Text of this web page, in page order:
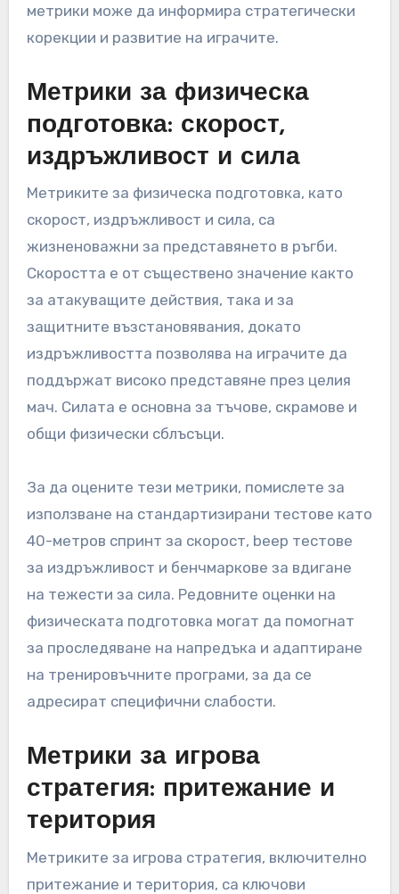
метрики може да информира стратегически
корекции и развитие на играчите.
Метрики за физическа
подготовка: скорост,
издръжливост и сила
Метриките за физическа подготовка, като
скорост, издръжливост и сила, са
жизненоважни за представянето в ръгби.
Скоростта е от съществено значение както
за атакуващите действия, така и за
защитните възстановявания, докато
издръжливостта позволява на играчите да
поддържат високо представяне през целия
мач. Силата е основна за тъчове, скрамове и
общи физически сблъсъци.
За да оцените тези метрики, помислете за
използване на стандартизирани тестове като
40-метров спринт за скорост, beep тестове
за издръжливост и бенчмаркове за вдигане
на тежести за сила. Редовните оценки на
физическата подготовка могат да помогнат
за проследяване на напредъка и адаптиране
на тренировъчните програми, за да се
адресират специфични слабости.
Метрики за игрова
стратегия: притежание и
територия
Метриките за игрова стратегия, включително
притежание и територия, са ключови